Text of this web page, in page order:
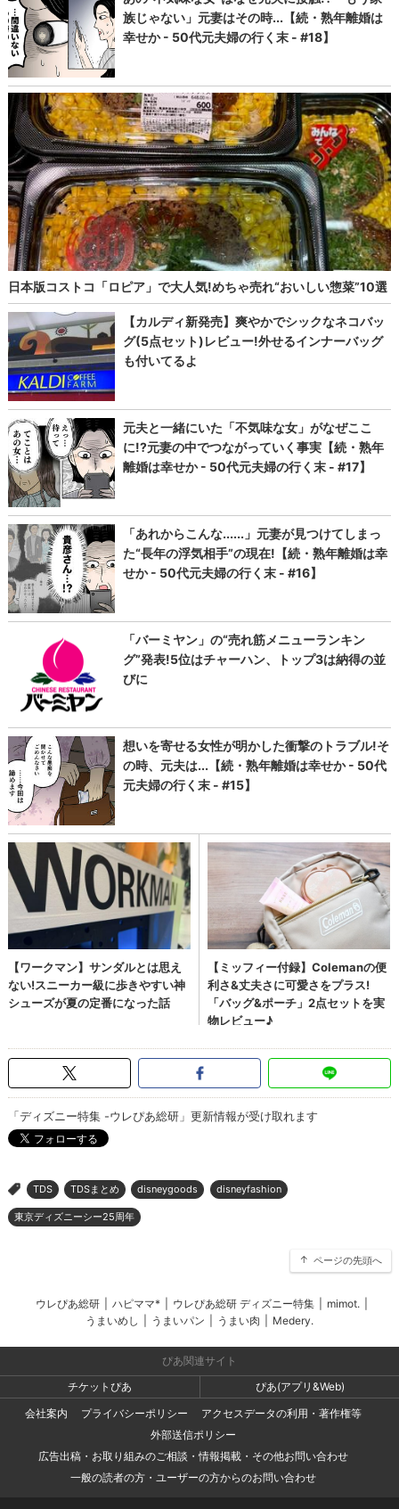
「ディズニー特集 -ウレぴあ総研」更新情報が受け取れます
> TDS TDSまとめ disneygoods disneyfashion
東京ディズニーシー25周年
ページの先頭へ
ウレぴあ総研 ハピママ* ウレぴあ総研 ディズニー特集 mimot.
うまいめし
うまいパン うまい肉 Medery.
ぴあ関連サイト
チケットぴあ
ぴあ(アプリ&Web)
会社案内
プライバシーポリシー
アクセスデータの利用・著作権等
外部送信ポリシー
広告出稿・お取り組みのご相談・情報掲載・その他お問い合わせ
一般の読者の方・ユーザーの方からのお問い合わせ